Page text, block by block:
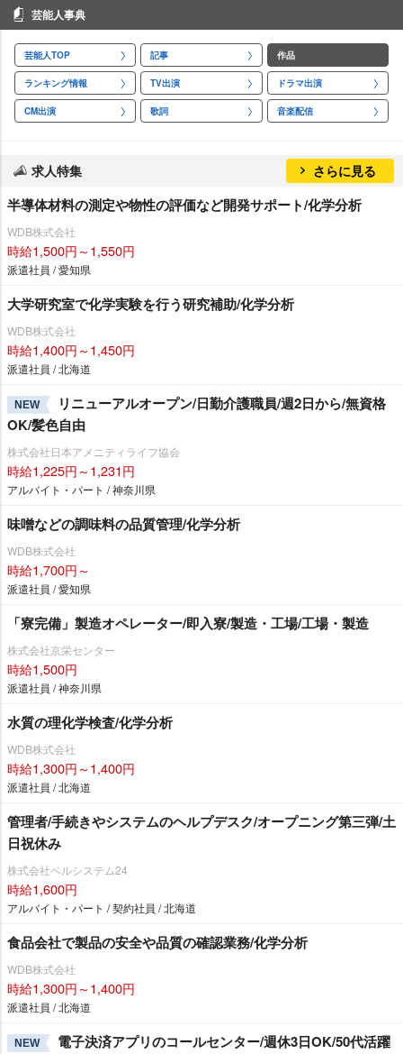
芸能人事典
芸能人TOP 記事 作品
ランキング情報 TV出演 ドラマ出演
CM出演 歌詞 音楽配信
求人特集 さらに見る
半導体材料の測定や物性の評価など開発サポート/化学分析
WDB株式会社
時給1,500円～1,550円
派遣社員 / 愛知県
大学研究室で化学実験を行う研究補助/化学分析
WDB株式会社
時給1,400円～1,450円
派遣社員 / 北海道
NEW
リニューアルオープン/日勤介護職員/週2日から/無資格
OK/髪色自由
株式会社日本アメニティライフ協会
時給1,225円～1,231円
アルバイト・パート / 神奈川県
味噌などの調味料の品質管理/化学分析
WDB株式会社
時給1,700円～
派遣社員 / 愛知県
「寮完備」製造オペレーター/即入寮/製造・工場/工場・製造
株式会社京栄センター
時給1,500円
派遣社員 / 神奈川県
水質の理化学検査/化学分析
WDB株式会社
時給1,300円～1,400円
派遣社員 / 北海道
管理者/手続きやシステムのヘルプデスク/オープニング第三弾/土
日祝休み
株式会社ベルシステム24
時給1,600円
アルバイト・パート / 契約社員 / 北海道
食品会社で製品の安全や品質の確認業務/化学分析
WDB株式会社
時給1,300円～1,400円
派遣社員 / 北海道
NEW
電子決済アプリのコールセンター/週休3日OK/50代活躍